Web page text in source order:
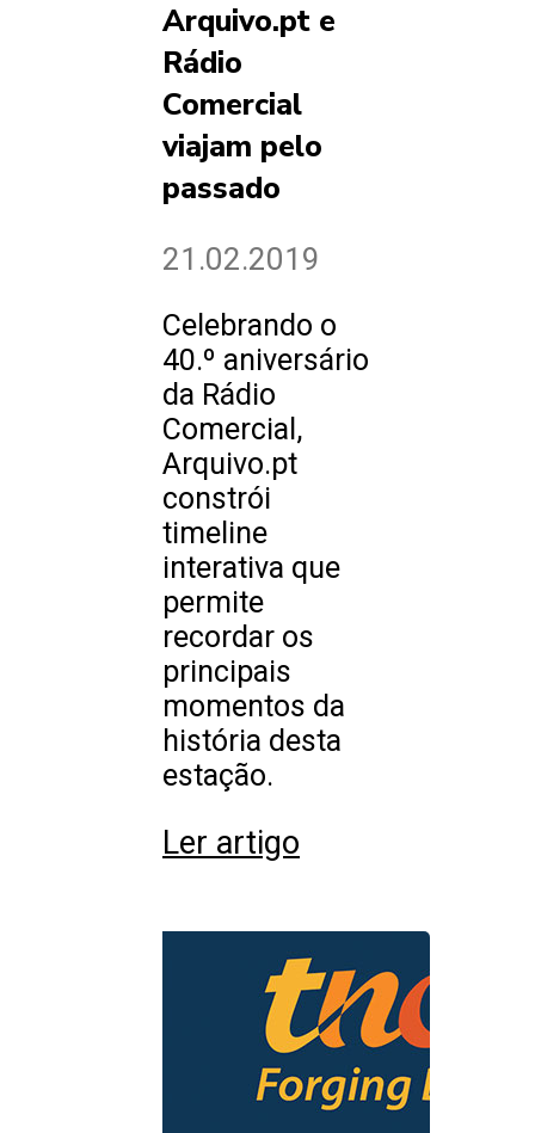
Arquivo.pt e
Rádio
Comercial
viajam pelo
passado
21.02.2019
Celebrando o
40.º aniversário
da Rádio
Comercial,
Arquivo.pt
constrói
timeline
interativa que
permite
recordar os
principais
momentos da
história desta
estação.
Ler artigo